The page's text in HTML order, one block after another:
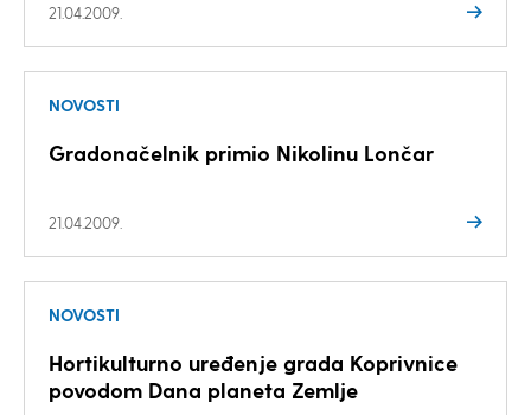
21.04.2009.
NOVOSTI
Gradonačelnik primio Nikolinu Lončar
21.04.2009.
NOVOSTI
Hortikulturno uređenje grada Koprivnice
povodom Dana planeta Zemlje